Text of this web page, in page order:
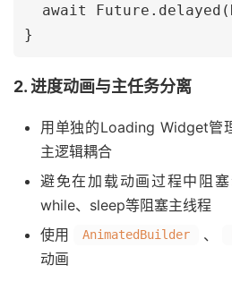
await
2. 进度动画与主任务分离
用单独的Loading Widget管
主逻辑耦合
避免在加载动画过程中阻
while、sleep等阻塞主线程
使用
AnimatedBuilder 、
动画